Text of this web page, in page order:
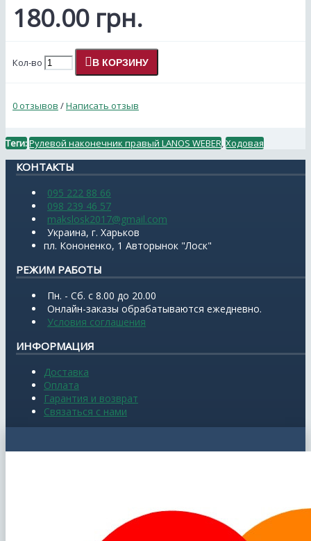
180.00 грн.
Кол-во В КОРЗИНУ
0 отзывов /Написать отзыв
Теги:Рулевой наконечник правый LANOS WEBER Ходовая
КОНТАКТЫ
095 222 88 66
098 239 46 57
makslosk2017@gmail.com
Украина, г. Харьков
пл. Кононенко, 1 Авторынок "Лоск"
РЕЖИМ РАБОТЫ
Пн. - Сб. с 8.00 до 20.00
Онлайн-заказы обрабатываются ежедневно.
Условия соглашения
ИНФОРМАЦИЯ
Доставка
Оплата
Гарантия и возврат
Связаться с нами